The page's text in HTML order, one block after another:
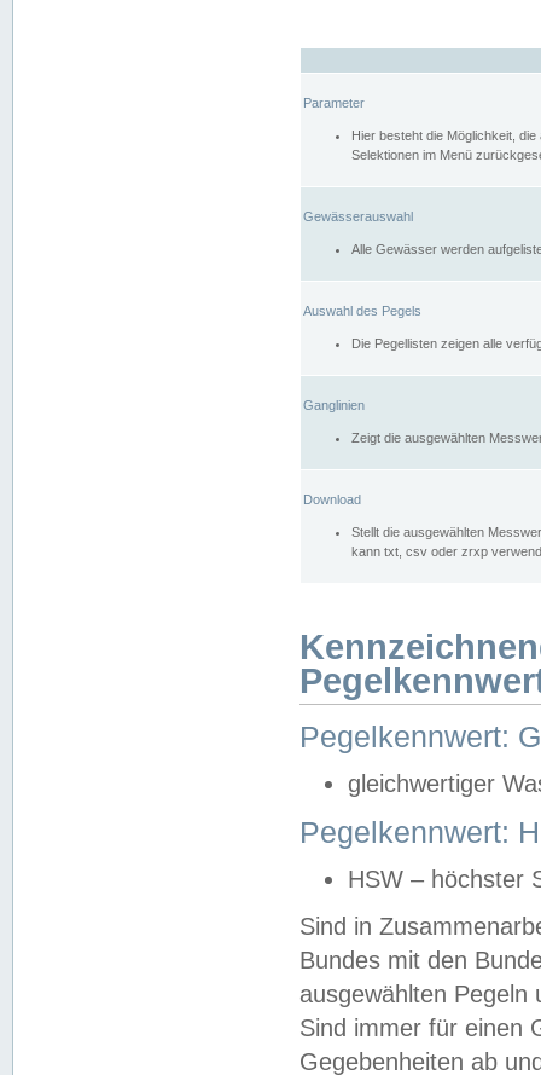
Parameter
Hier besteht die Möglichkeit,
Selektionen im Menü
Gewässerauswahl
Alle Gewässer werden
Auswahl des Pegels
Die Pegellisten zeigen alle
Ganglinien
Zeigt die ausgewählten
Download
Stellt die ausgewählten
kann txt, csv oder zrxp
Pegelkennwert:
gleichwertiger
Pegelkennwert:
HSW – höchster
Sind in
Bundes mit den
ausgewählten
Sind immer für einen
Gegebenheiten ab